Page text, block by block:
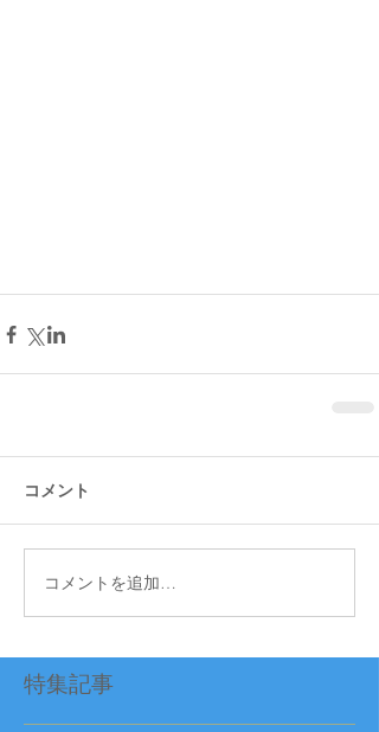
コメント
コメントを追加…
特集記事